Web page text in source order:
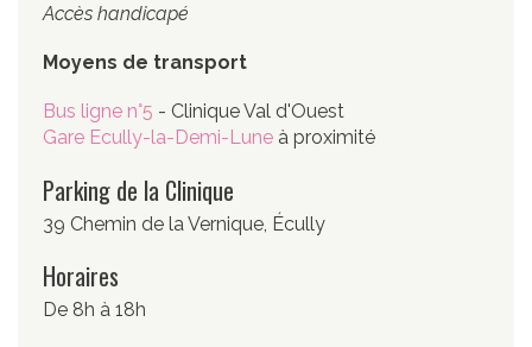
Accès handicapé
Moyens de transport
Bus ligne n°5 - Clinique Val d'Ouest
Gare Ecully-la-Demi-Lune à proximité
Parking de la Clinique
39 Chemin de la Vernique, Écully
Horaires
De 8h à 18h